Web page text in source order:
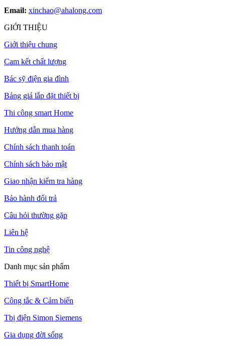
Email: xinchao@ahalong.com
GIỚI THIỆU
Giới thiệu chung
Cam kết chất lượng
Bác sỹ điện gia đình
Bảng giá lắp đặt thiết bị
Thi công smart Home
Hướng dẫn mua hàng
Chính sách thanh toán
Chính sách bảo mật
Giao nhận kiểm tra hàng
Bảo hành đổi trả
Câu hỏi thường gặp
Liên hệ
Tin công nghệ
Danh mục sản phẩm
Thiết bị SmartHome
Công tắc & Cảm biến
Tbị điện Simon Siemens
Gia dụng đời sống